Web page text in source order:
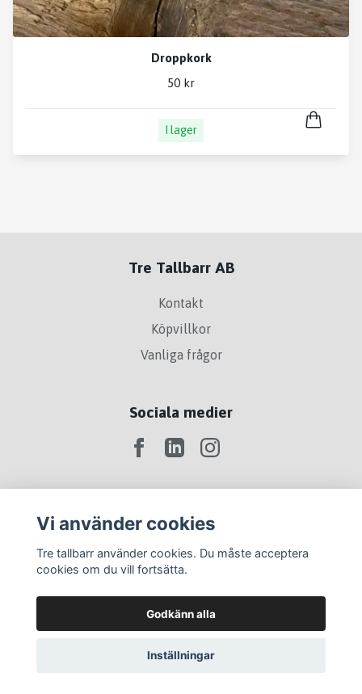
Droppkork
50 kr
I lager
Tre Tallbarr AB
Kontakt
Köpvillkor
Vanliga frågor
Sociala medier
© 2026 Tre Tallbarr
Vi använder cookies
Tre tallbarr använder cookies. Du måste acceptera
cookies om du vill fortsätta.
Godkänn alla
Inställningar